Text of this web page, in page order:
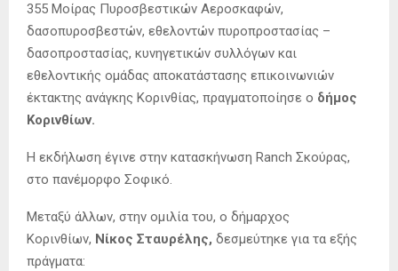
355 Μοίρας Πυροσβεστικών Αεροσκαφών,
δασοπυροσβεστών, εθελοντών πυροπροστασίας –
δασοπροστασίας, κυνηγετικών συλλόγων και
εθελοντικής ομάδας αποκατάστασης επικοινωνιών
έκτακτης ανάγκης Κορινθίας, πραγματοποίησε ο δήμος
Κορινθίων.
Η εκδήλωση έγινε στην κατασκήνωση Ranch Σκούρας,
στο πανέμορφο Σοφικό.
Μεταξύ άλλων, στην ομιλία του, ο δήμαρχος
Κορινθίων, Νίκος Σταυρέλης, δεσμεύτηκε για τα εξής
πράγματα: